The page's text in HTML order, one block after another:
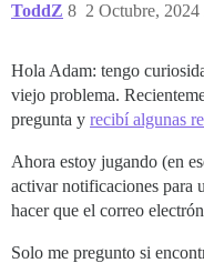
ToddZ 2 Octubre, 2024
8
Hola Adam: tengo
viejo problema.
pregunta y recibí algunas
Ahora estoy jugando (en
activar notificaciones para
hacer que el correo
Solo me pregunto si